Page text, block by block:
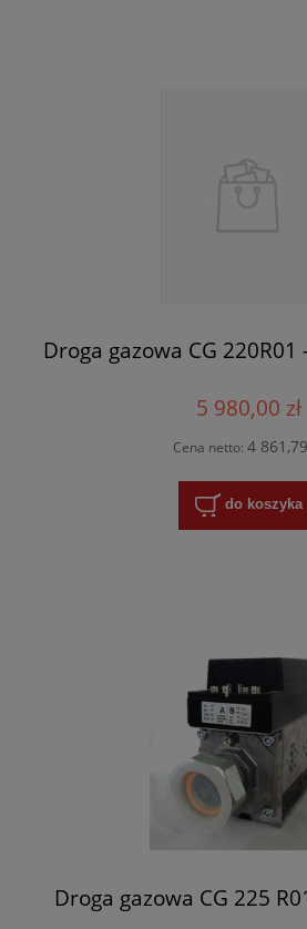
Droga gazowa CG 220R01
5 980,00 zł
Cena netto: 4
do koszyka
Droga gazowa CG 225